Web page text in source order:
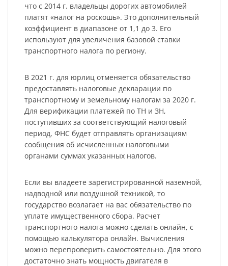
что с 2014 г. владельцы дорогих автомобилей
платят «налог на роскошь». Это дополнительный
коэффициент в диапазоне от 1,1 до 3. Его
используют для увеличения базовой ставки
транспортного налога по региону.
В 2021 г. для юрлиц отменяется обязательство
предоставлять налоговые декларации по
транспортному и земельному налогам за 2020 г.
Для верификации платежей по ТН и ЗН,
поступивших за соответствующий налоговый
период, ФНС будет отправлять организациям
сообщения об исчисленных налоговыми
органами суммах указанных налогов.
Если вы владеете зарегистрированной наземной,
надводной или воздушной техникой, то
государство возлагает на вас обязательство по
уплате имущественного сбора. Расчет
транспортного налога можно сделать онлайн, с
помощью калькулятора онлайн. Вычисления
можно перепроверить самостоятельно. Для этого
достаточно знать мощность двигателя в